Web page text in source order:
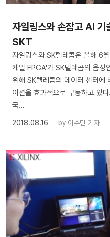
자일링스와 손잡고 AI 기
SKT
자일링스와 SK텔레콤은 올해 6
케일 FPGA'가 SK텔레콤의 음성
위해 SK텔레콤의 데이터 센터에
이션을 효과적으로 구동하고 있
국…
2018.08.16
by 이수민 기자